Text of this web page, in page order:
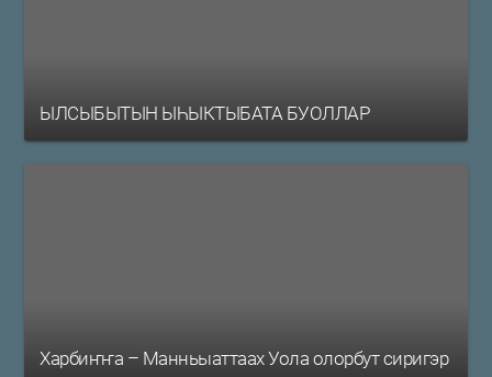
ЫЛСЫБЫТЫН ЫҺЫКТЫБАТА БУОЛЛАР
Харбиҥҥа – Манньыаттаах Уола олорбут сиригэр